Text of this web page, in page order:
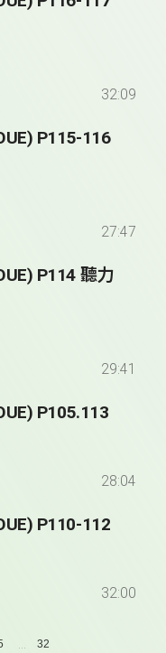
32:09
P115-116
27:47
P114 聽力
29:41
P105.113
28:04
P110-112
32:00
... 32